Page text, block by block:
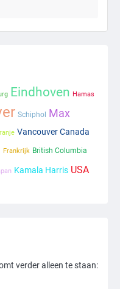
op komst
van regisseur Rob
Eindhoven Hamas
Schiphol Max
Vancouver Canada
Frankrijk British Columbia
Kamala Harris USA
verder alleen te staan: